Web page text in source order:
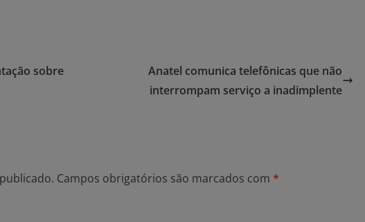
sobre
Anatel comunica telefônicas que não
interrompam serviço a inadimplente
Campos obrigatórios são marcados com *